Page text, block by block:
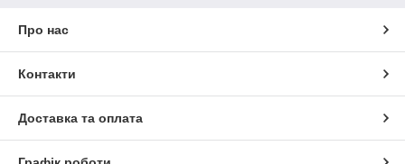
Про нас
Контакти
Доставка та оплата